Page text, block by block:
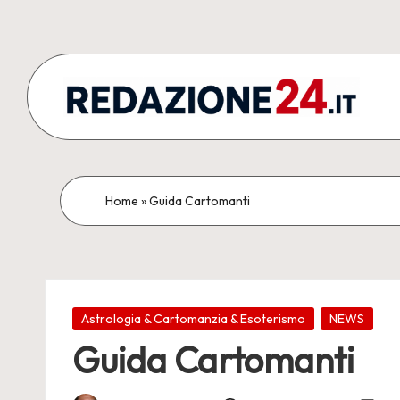
content
R
e
d
z
o
&
Comunicati
Home »Guida Cartomanti
Posted
Astrologia & Cartomanzia & Esoterismo NEWS
Guida Cartomanti